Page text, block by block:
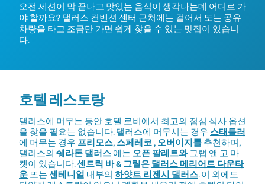
오전 세션이 막 끝나고 맛있는 음식이 생각나는데 어디로 가
야 할까요? 댈러스 컨벤션 센터 근처에는 걸어서 또는 공유
차량을 타고 조금만 가면 쉽게 찾을 수 있는 맛집이 있습니
다.
호텔 레스토랑
댈러스에 머무는 동안 호텔 로비에서 최고의 점심 식사 옵션
을 찾을 필요는 없습니다. 댈러스에 머무시는 경우 스태틀러
에 머무는 경우 프리모스, 스페레코 , 오버이지를 추천하며,
댈러스의 쉐라톤 댈러스에는 오픈 팔레트와그랩 앤 고 마
켓이 있습니다.센트릭 바 & 그릴은 댈러스 메리어트 다운타
운 또는 센테니얼 내부의 하얏트 리젠시 댈러스. 이 외에도